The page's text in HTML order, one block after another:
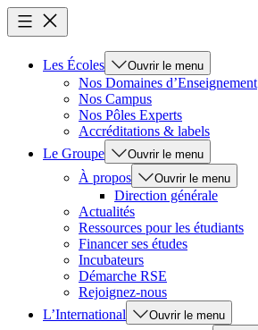
Les Écoles Ouvrir le menu
Nos Domaines d’Enseignement
Nos Campus
Nos Pôles Experts
Accréditations & labels
Le Groupe
Ouvrir le menu
À propos Ouvrir le menu
Direction générale
Actualités
Ressources pour les étudiants
Financer ses études
Incubateurs
Démarche RSE
Rejoignez-nous
L’International
Ouvrir le menu